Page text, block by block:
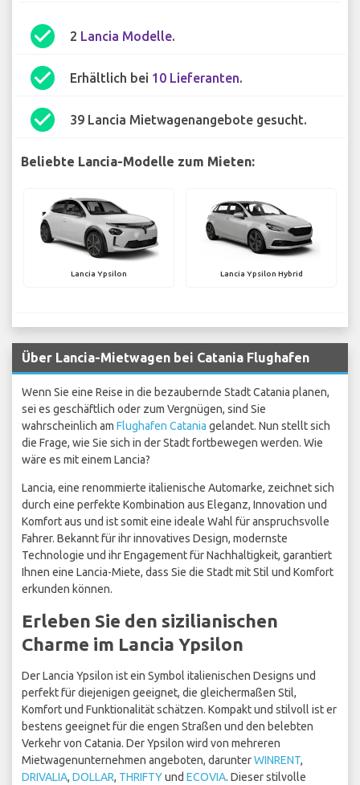
check_circle 2 Lancia Modelle.
check_circle Erhältlich bei 10 Lieferanten.
check_circle 39 Lancia Mietwagenangebote gesucht.
Beliebte Lancia-Modelle zum Mieten:
Lancia Ypsilon Lancia Ypsilon Hybrid
Über Lancia-Mietwagen bei Catania Flughafen
Wenn Sie eine Reise in die bezaubernde Stadt Catania planen,
sei es geschäftlich oder zum Vergnügen, sind Sie
wahrscheinlich am Flughafen Catania gelandet. Nun stellt sich
die Frage, wie Sie sich in der Stadt fortbewegen werden. Wie
wäre es mit einem Lancia?
Lancia, eine renommierte italienische Automarke, zeichnet sich
durch eine perfekte Kombination aus Eleganz, Innovation und
Komfort aus und ist somit eine ideale Wahl für anspruchsvolle
Fahrer. Bekannt für ihr innovatives Design, modernste
Technologie und ihr Engagement für Nachhaltigkeit, garantiert
Ihnen eine Lancia-Miete, dass Sie die Stadt mit Stil und Komfort
erkunden können.
Erleben Sie den sizilianischen
Charme im Lancia Ypsilon
Der Lancia Ypsilon ist ein Symbol italienischen Designs und
perfekt für diejenigen geeignet, die gleichermaßen Stil,
Komfort und Funktionalität schätzen. Kompakt und stilvoll ist er
bestens geeignet für die engen Straßen und den belebten
Verkehr von Catania. Der Ypsilon wird von mehreren
Mietwagenunternehmen angeboten, darunterWINRENT,
DRIVALIA, DOLLAR, THRIFTYund ECOVIA. Dieser stilvolle